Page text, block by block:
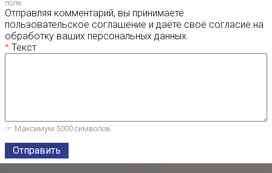
поле.
Отправляя комментарий, вы принимаете
пользовательское соглашение и даёте своё согласие на
обработку ваших персональных данных.
Текст
Максимум 5000 символов.
Отправить